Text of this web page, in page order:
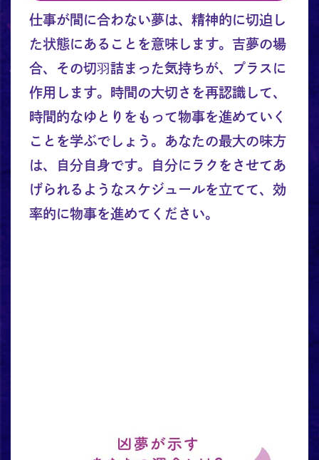
仕事が間に合わない夢は、精神的に切迫し
た状態にあることを意味します。吉夢の場
合、その切羽詰まった気持ちが、プラスに
作用します。時間の大切さを再認識して、
時間的なゆとりをもって物事を進めていく
ことを学ぶでしょう。あなたの最大の味方
は、自分自身です。自分にラクをさせてあ
げられるようなスケジュールを立てて、効
率的に物事を進めてください。